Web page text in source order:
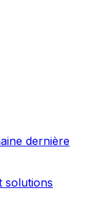
dernière
solutions